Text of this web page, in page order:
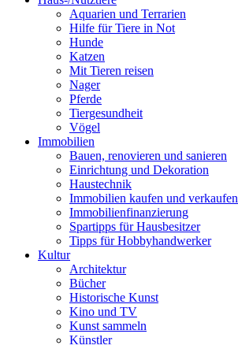
Aquarien und Terrarien
Hilfe für Tiere in Not
Hunde
Katzen
Mit Tieren reisen
Nager
Pferde
Tiergesundheit
Vögel
Immobilien
Bauen, renovieren und sanieren
Einrichtung und Dekoration
Haustechnik
Immobilien kaufen und verkaufen
Immobilienfinanzierung
Spartipps für Hausbesitzer
Tipps für Hobbyhandwerker
Kultur
Architektur
Bücher
Historische Kunst
Kino und TV
Kunst sammeln
Künstler